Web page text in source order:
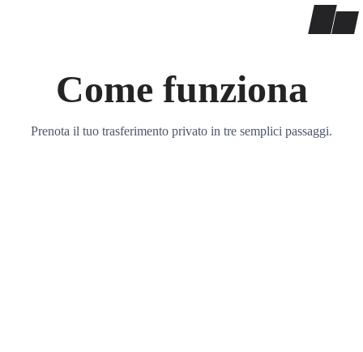
Come funziona
Prenota il tuo trasferimento privato in tre semplici passaggi.